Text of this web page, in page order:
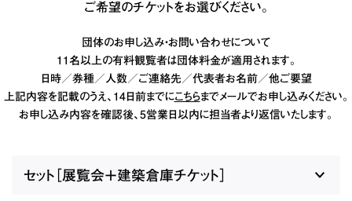
ご希望のチケットをお選びください。
団体のお申し込み・お問い合わせについて
11名以上の有料観覧者は団体料金が適用されます。
日時／券種／人数／ご連絡先／代表者お名前／他ご要望
上記内容を記載のうえ、14日前までにこちらまでメールでお申し込みください。
お申し込み内容を確認後、5営業日以内に担当者より返信いたします。
セット［展覧会＋建築倉庫チケット］